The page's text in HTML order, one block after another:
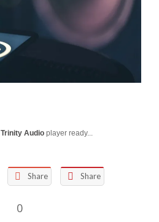
Trinity Audio player ready...
Share Share
0